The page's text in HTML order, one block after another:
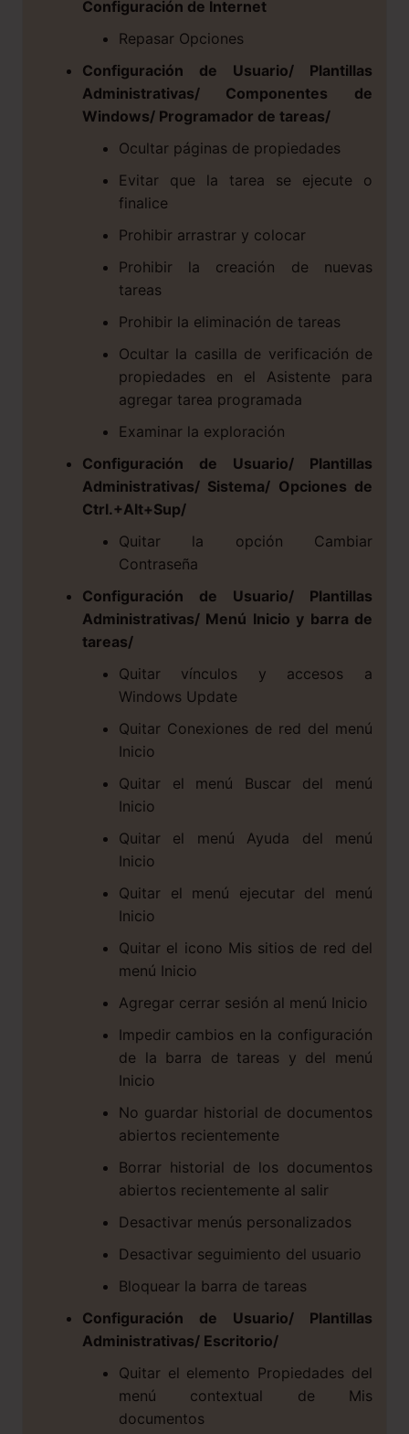
Configuración de Internet
Repasar Opciones
Configuración de Usuario/ Plantillas
Administrativas/ Componentes de
Windows/ Programador de tareas/
Ocultar páginas de propiedades
Evitar que la tarea se ejecute o
finalice
Prohibir arrastrar y colocar
Prohibir la creación de nuevas
tareas
Prohibir la eliminación de tareas
Ocultar la casilla de verificación de
propiedades en el Asistente para
agregar tarea programada
Examinar la exploración
Configuración de Usuario/ Plantillas
Administrativas/ Sistema/ Opciones de
Ctrl.+Alt+Sup/
Quitar la opción Cambiar
Contraseña
Configuración de Usuario/ Plantillas
Administrativas/ Menú Inicio y barra de
tareas/
Quitar vínculos y accesos a
Windows Update
Quitar Conexiones de red del menú
Inicio
Quitar el menú Buscar del menú
Inicio
Quitar el menú Ayuda del menú
Inicio
Quitar el menú ejecutar del menú
Inicio
Quitar el icono Mis sitios de red del
menú Inicio
Agregar cerrar sesión al menú Inicio
Impedir cambios en la configuración
de la barra de tareas y del menú
Inicio
No guardar historial de documentos
abiertos recientemente
Borrar historial de los documentos
abiertos recientemente al salir
Desactivar menús personalizados
Desactivar seguimiento del usuario
Bloquear la barra de tareas
Configuración de Usuario/ Plantillas
Administrativas/ Escritorio/
Quitar el elemento Propiedades del
menú contextual de Mis
documentos